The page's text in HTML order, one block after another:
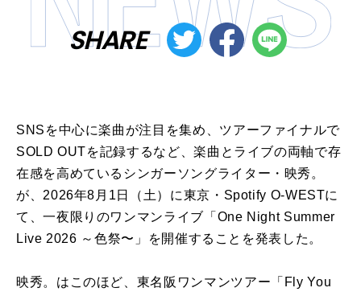
SHARE
SNSを中心に楽曲が注目を集め、ツアーファイナルで
SOLD OUTを記録するなど、楽曲とライブの両軸で存
在感を高めているシンガーソングライター・映秀。
が、2026年8月1日（土）に東京・Spotify O-WESTに
て、一夜限りのワンマンライブ「One Night Summer
Live 2026 ～色祭〜」を開催することを発表した。
映秀。はこのほど、東名阪ワンマンツアー「Fly You